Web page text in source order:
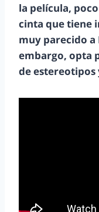
la película,
cinta que tiene
muy parecido a
embargo, opta
de estereotipos